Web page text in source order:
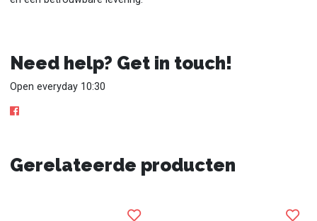
Need help? Get in touch!
Open everyday 10:30
Gerelateerde producten